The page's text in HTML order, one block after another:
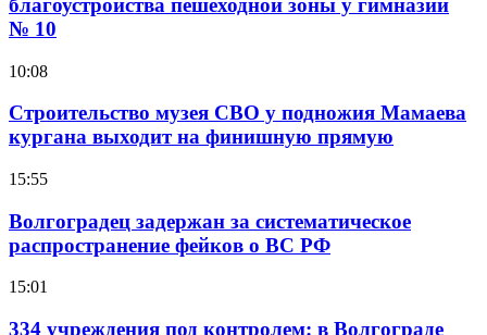
благоустройства пешеходной зоны у гимназии
№ 10
10:08
Строительство музея СВО у подножия Мамаева
кургана выходит на финишную прямую
15:55
Волгоградец задержан за систематическое
распространение фейков о ВС РФ
15:01
334 учреждения под контролем: в Волгограде